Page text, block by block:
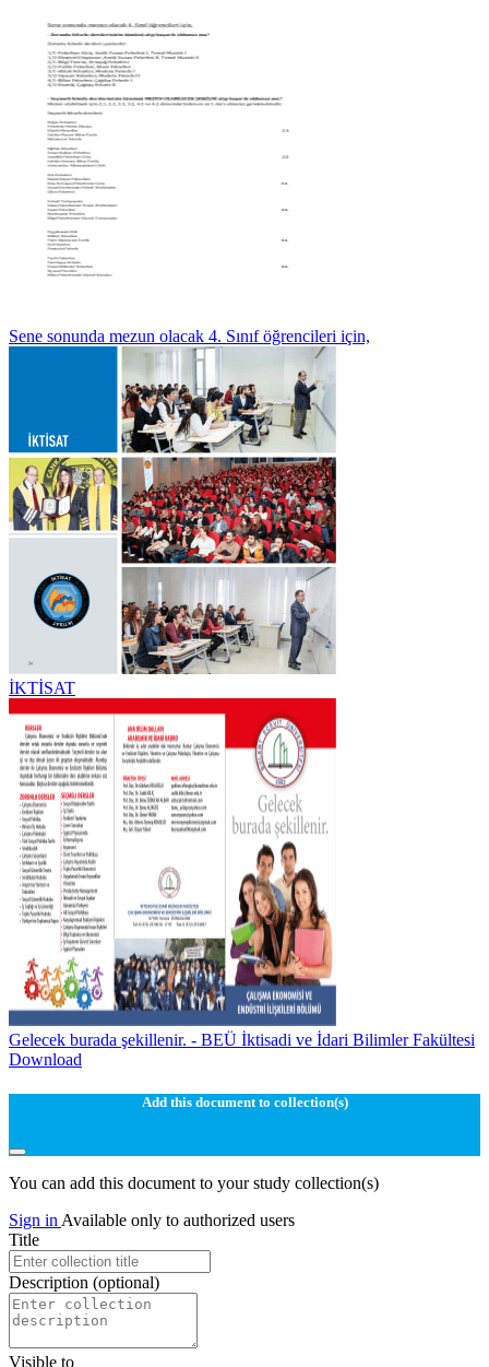
Sene sonunda mezun olacak 4. Sınıf öğrencileri için,
İKTİSAT
Gelecek burada şekillenir. - BEÜ İktisadi ve İdari Bilimler Fakültesi
Download
Add this document to collection(s)
You can add this document to your study collection(s)
Sign in Available only to authorized users
Title
Description (optional)
Visible to